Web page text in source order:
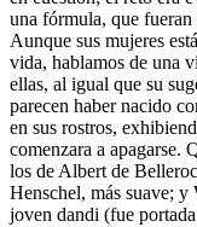
una fórmula, que
Aunque sus mujeres
vida, hablamos de una
ellas, al igual que su
parecen haber nacido
en sus rostros,
comenzara a apagarse.
los de Albert de
Henschel, más suave; y
joven dandi (fue